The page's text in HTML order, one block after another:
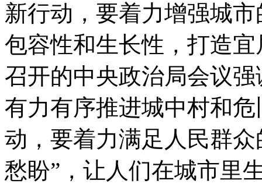
新行动，要着力增强城
包容性和生长性，打造
召开的中央政治局会议
有力有序推进城中村和
动，要着力满足人民群
愁盼”，让人们在城市里